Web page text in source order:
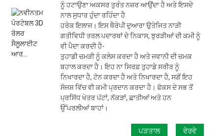
ਨੂੰ ਹਟਾਉਣਾ ਅਕਸਰ ਤੁਰੰਤ ਨਜ਼ਰ ਆਉਂਦਾ ਹੈ ਅਤੇ ਇਸਦੇ
ਨਾਲ ਸੁਧਾਰ ਹੁੰਦਾ ਰਹਿੰਦਾ ਹੈ
ਹਰੇਕ ਇਲਾਜ। ਇਸ ਥੈਰੇਪੀ ਦੁਆਰਾ ਉਤੇਜਿਤ ਨਾੜੀ
ਗਤੀਵਿਧੀ ਤਰਲ ਪਦਾਰਥਾਂ ਦੇ ਨਿਕਾਸ, ਝੁਰੜੀਆਂ ਦੀ ਕਮੀ ਨੂੰ
ਵੀ ਪੈਦਾ ਕਰਦੀ ਹੈ-
ਤੁਹਾਡੀ ਚਮੜੀ ਨੂੰ ਕਲੇਸ ਕਰਦਾ ਹੈ ਅਤੇ ਜਵਾਨੀ ਦੀ ਚਮਕ
ਬਹਾਲ ਕਰਦਾ ਹੈ। ਇਹ ਨਾ ਸਿਰਫ਼ ਤੁਹਾਡੇ ਸਰੀਰ ਨੂੰ
ਨਿਖਾਰਦਾ ਹੈ, ਟੋਨ ਕਰਦਾ ਹੈ ਅਤੇ ਨਿਖਾਰਦਾ ਹੈ, ਸਗੋਂ ਇਹ
ਸੋਜਸ਼ ਵਿੱਚ ਵੀ ਕਮੀ ਪ੍ਰਦਾਨ ਕਰਦਾ ਹੈ। ਫੋਕਸ ਦੇ ਸਭ ਤੋਂ
ਪ੍ਰਸਿੱਧ ਖੇਤਰ ਪੱਟਾਂ, ਨੱਕੜਾਂ, ਛਾਤੀਆਂ ਅਤੇ ਹਨ
ਉੱਪਰਲੀਆਂ ਬਾਹਾਂ।
ਪੜਤਾਲ ਵੇਰਵੇ